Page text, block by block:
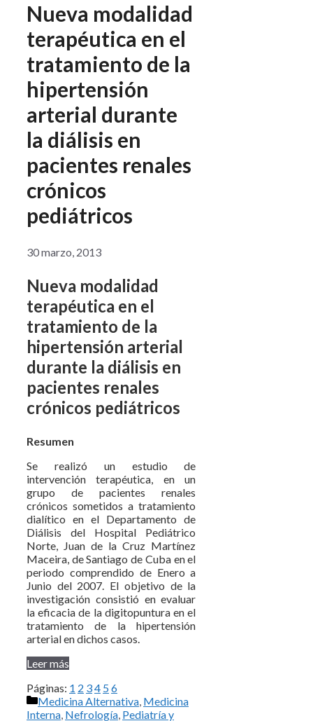
Nueva modalidad
terapéutica en el
tratamiento de la
hipertensión
arterial durante
la diálisis en
pacientes renales
crónicos
pediátricos
30 marzo, 2013
Nueva modalidad
terapéutica en el
tratamiento de la
hipertensión arterial
durante la diálisis en
pacientes renales
crónicos pediátricos
Resumen
Se realizó un estudio de
intervención terapéutica, en un
grupo de pacientes renales
crónicos sometidos a tratamiento
dialítico en el Departamento de
Diálisis del Hospital Pediátrico
Norte, Juan de la Cruz Martínez
Maceira, de Santiago de Cuba en el
periodo comprendido de Enero a
Junio del 2007. El objetivo de la
investigación consistió en evaluar
la eficacia de la digitopuntura en el
tratamiento de la hipertensión
arterial en dichos casos.
Leer más
Páginas: 1 2 34 56
Categorías
Medicina Alternativa, Medicina
Interna, Nefrología, Pediatría y